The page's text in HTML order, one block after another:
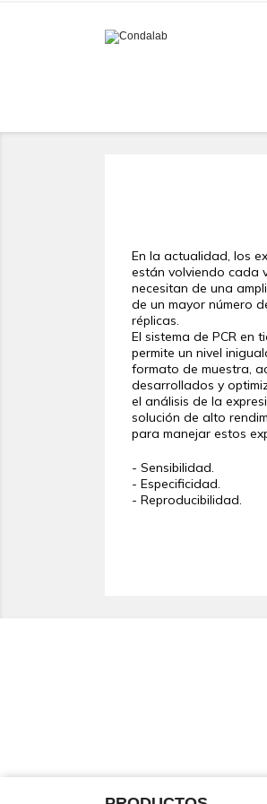
En la actualidad, los
están volviendo cada
necesitan de una
de un mayor número
réplicas.
El sistema de PCR en
permite un nivel
formato de muestra,
desarrollados y
el análisis de la
solución de alto
para manejar estos
- Sensibilidad.
- Especificidad.
- Reproducibilidad.